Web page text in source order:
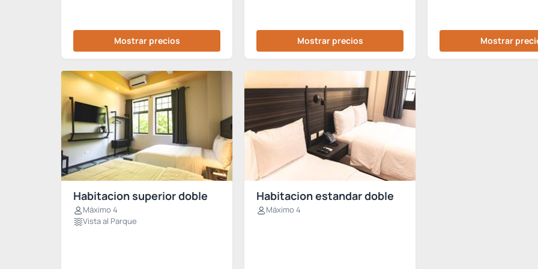
Mostrar precios Mostrar precios Mostrar
Habitacion superior doble
Máximo 4
Vista al Parque
Habitacion estandar doble
Máximo 4